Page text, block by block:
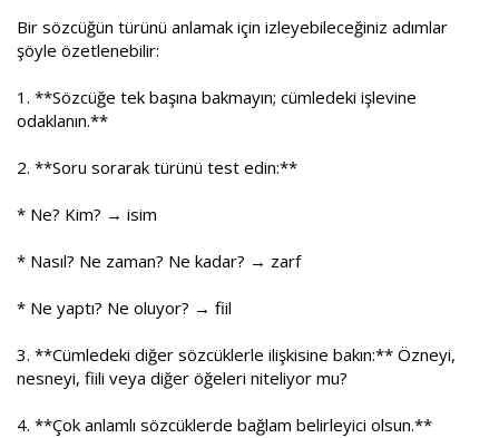
Bir sözcüğün türünü anlamak için izleyebileceğiniz adımlar
şöyle özetlenebilir:
1. **Sözcüğe tek başına bakmayın; cümledeki işlevine
odaklanın.**
2. **Soru sorarak türünü test edin:**
* Ne? Kim? → isim
* Nasıl? Ne zaman? Ne kadar? → zarf
* Ne yaptı? Ne oluyor? → fiil
3. **Cümledeki diğer sözcüklerle ilişkisine bakın:** Özneyi,
nesneyi, fiili veya diğer öğeleri niteliyor mu?
4. **Çok anlamlı sözcüklerde bağlam belirleyici olsun.**